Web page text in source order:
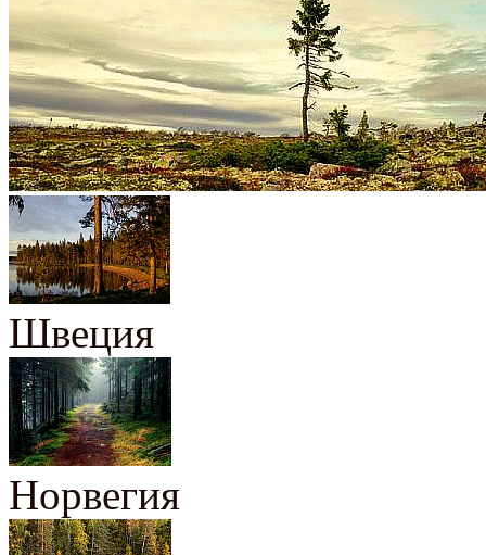
Швеция
Норвегия